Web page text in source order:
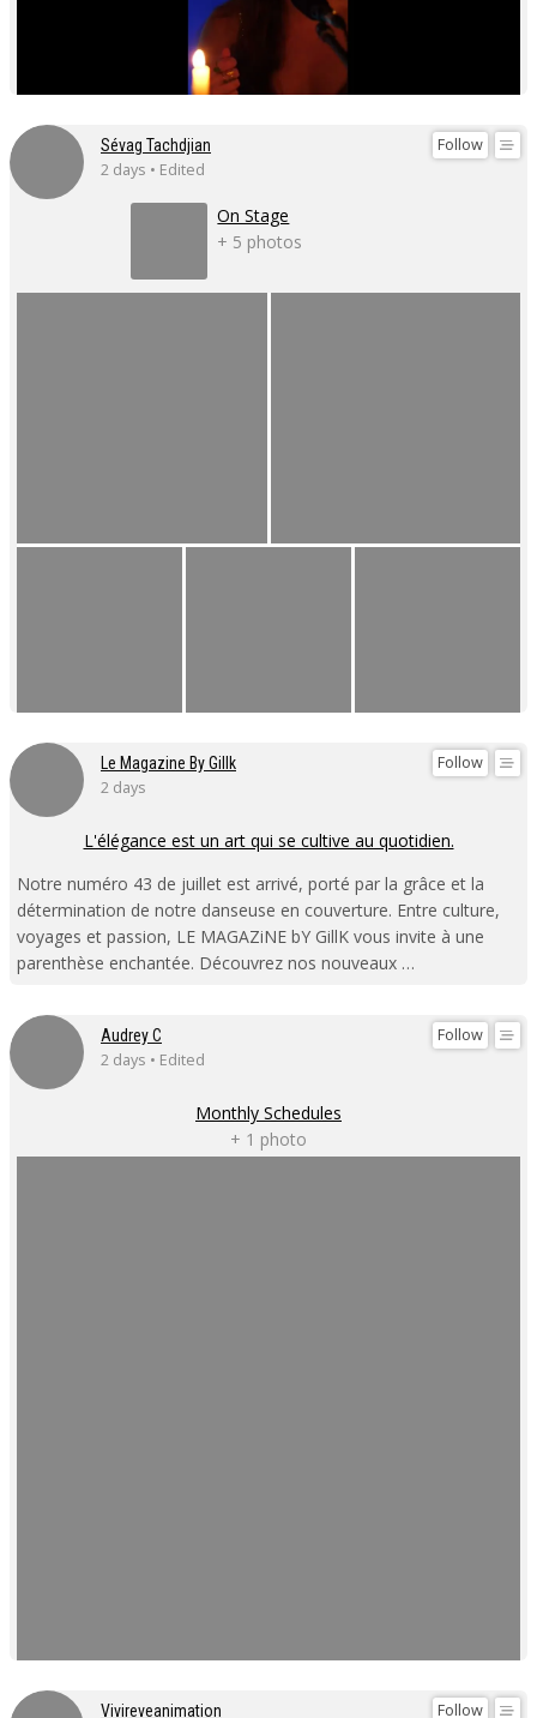
Follow
Sévag Tachdjian
2 days • Edited
On Stage
+ 5 photos
Follow
Le Magazine By Gillk
2 days
L'élégance est un art qui se cultive au quotidien.
Notre numéro 43 de juillet est arrivé, porté par la grâce et la
détermination de notre danseuse en couverture. Entre culture,
voyages et passion, LE MAGAZiNE bY GillK vous invite à une
parenthèse enchantée. Découvrez nos nouveaux …
Follow
Audrey C
2 days • Edited
Monthly Schedules
+ 1 photo
Follow
Vivireveanimation